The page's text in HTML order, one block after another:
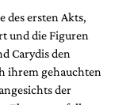
des ersten Akts,
und die Figuren
Carydis den
ihrem gehauchten
der